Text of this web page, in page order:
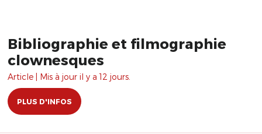
Bibliographie et filmographie
clownesques
Article | Mis à jour il y a 12 jours.
PLUS D'INFOS